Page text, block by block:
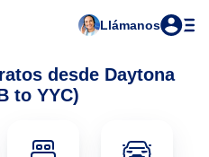
Llámanos
desde Daytona
to YYC)